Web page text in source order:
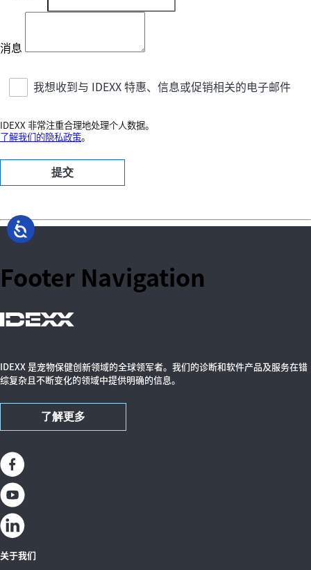
消息
我想收到与 IDEXX 特惠、信息或促销相关的电子邮件
IDEXX 非常注重合理地处理个人数据。
​​​​​​​了解我们的隐私政策。
提交
Footer Navigation
IDEXX 是宠物保健创新领域的全球领军者。我们的诊断和软件产品及服务在错
综复杂且不断变化的领域中提供明确的信息。
了解更多
关于我们